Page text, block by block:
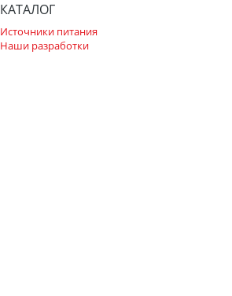
КАТАЛОГ
Источники питания
Наши разработки